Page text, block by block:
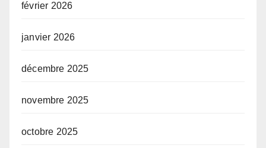
février 2026
janvier 2026
décembre 2025
novembre 2025
octobre 2025